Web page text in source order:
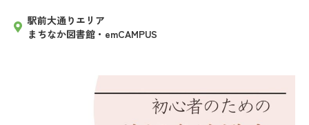
駅前大通りエリア
まちなか図書館・emCAMPUS